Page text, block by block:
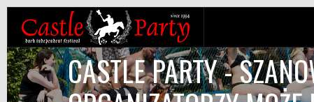
CASTLE PARTY -